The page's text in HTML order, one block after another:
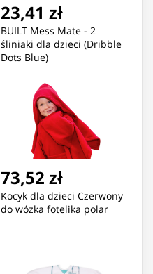
23,41 zł
BUILT Mess Mate - 2
śliniaki dla dzieci (Dribble
Dots Blue)
73,52 zł
Kocyk dla dzieci Czerwony
do wózka fotelika polar